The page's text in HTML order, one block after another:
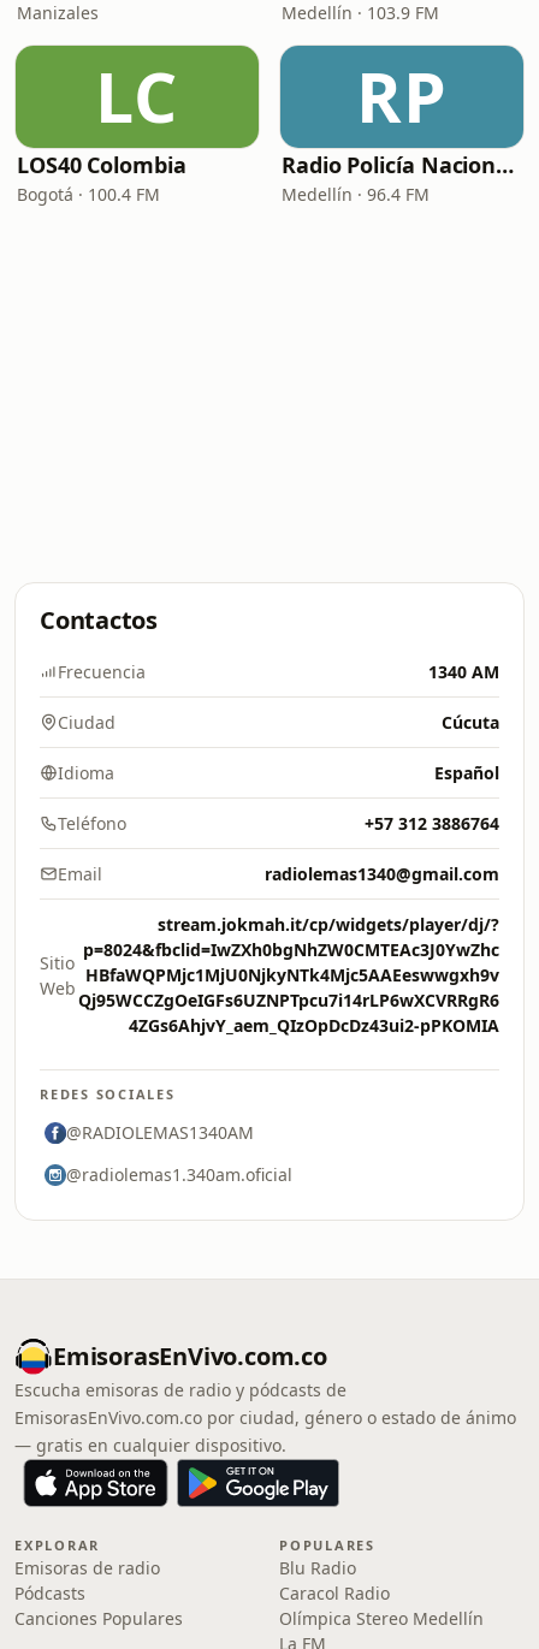
Manizales Medellín · 103.9 FM
LC
LOS40 Colombia
Bogotá · 100.4 FM
RP
Radio Policía Nacional - Medellín
Medellín · 96.4 FM
Contactos
Frecuencia 1340 AM
Ciudad Cúcuta
Idioma Español
Teléfono +57 312 3886764
Email radiolemas1340@gmail.com
Sitio
Web
stream.jokmah.it/cp/widgets/player/dj/?
p=8024&fbclid=IwZXh0bgNhZW0CMTEAc3J0YwZhc
HBfaWQPMjc1MjU0NjkyNTk4Mjc5AAEeswwgxh9v
Qj95WCCZgOeIGFs6UZNPTpcu7i14rLP6wXCVRRgR6
4ZGs6AhjvY_aem_QIzOpDcDz43ui2-pPKOMIA
REDES SOCIALES
@RADIOLEMAS1340AM
@radiolemas1.340am.oficial
EmisorasEnVivo.com.co
Escucha emisoras de radio y pódcasts de
EmisorasEnVivo.com.co por ciudad, género o estado de ánimo
— gratis en cualquier dispositivo.
EXPLORAR
Emisoras de radio
Pódcasts
Canciones Populares
POPULARES
Blu Radio
Caracol Radio
Olímpica Stereo Medellín
La FM